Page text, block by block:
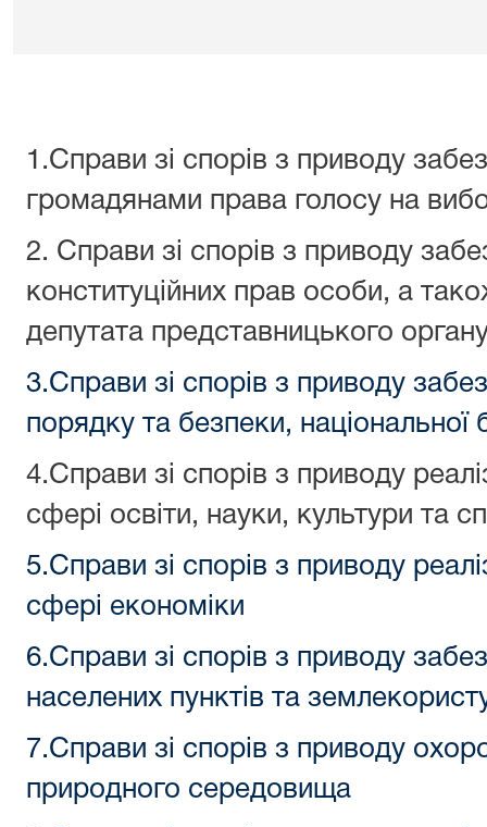
1.Справи зі спорів з приводу
громадянами права голосу на
2. Справи зі спорів з приводу
конституційних прав особи, а
депутата представницького
3.Справи зі спорів з приводу
порядку та безпеки,
4.Справи зі спорів з приводу
сфері освіти, науки, культури та
5.Справи зі спорів з приводу
сфері економіки
6.Справи зі спорів з приводу
населених пунктів та
7.Справи зі спорів з приводу
природного середовища